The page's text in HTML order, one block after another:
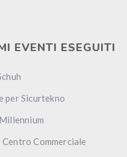
EVENTI ESEGUITI
per Sicurtekno
Commerciale